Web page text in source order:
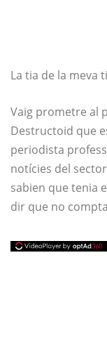
La tia de la meva
Vaig prometre al
Destructoid que
periodista
notícies del
sabien que tenia
dir que no compta